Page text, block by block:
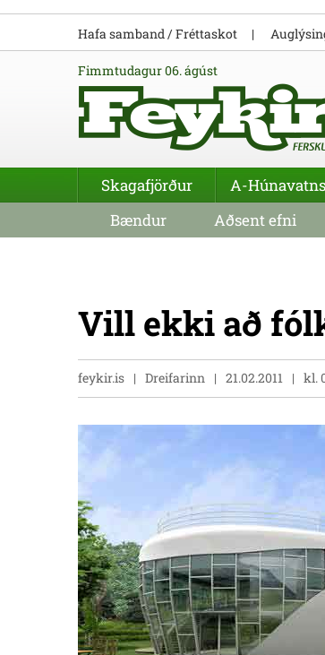
fimmtudagur 06. ágúst
Vill ekki að
feykir.is Dreifarinn 21.02.2011 kl.
Hafa samband / Fréttaskot
Skagafjörður A-
Bændur
Aðsent efni